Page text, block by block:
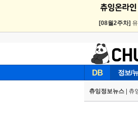
[08월2주차]
DB 정보/
츄잉정보뉴스 츄